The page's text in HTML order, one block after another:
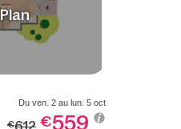
Plan
Du ven. 2 au lun. 5 oct
€612 €559